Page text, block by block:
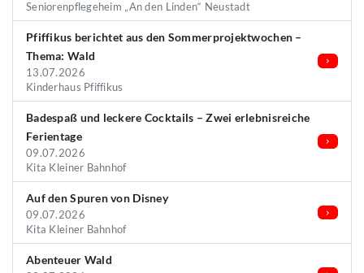
Seniorenpflegeheim „An den Linden“ Neustadt
Pfiffikus berichtet aus den Sommerprojektwochen –
Thema: Wald
13.07.2026
Kinderhaus Pfiffikus
Badespaß und leckere Cocktails – Zwei erlebnisreiche
Ferientage
09.07.2026
Kita Kleiner Bahnhof
Auf den Spuren von Disney
09.07.2026
Kita Kleiner Bahnhof
Abenteuer Wald